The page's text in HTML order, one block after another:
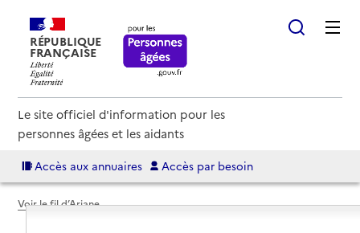
RÉPUBLIQUE
FRANÇAISE
Le site officiel d'information pour les
personnes âgées et les aidants
Accès aux annuaires Accès par besoin
Voir le fil d’Ariane